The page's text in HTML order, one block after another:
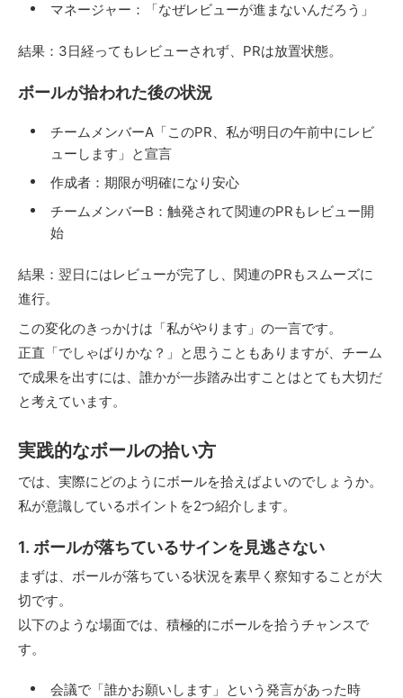
マネージャー：「なぜレビューが進まないんだろう」
結果：3日経ってもレビューされず、PRは放置状態。
ボールが拾われた後の状況
チームメンバーA「このPR、私が明日の午前中にレビ
ューします」と宣言
作成者：期限が明確になり安心
チームメンバーB：触発されて関連のPRもレビュー開
始
結果：翌日にはレビューが完了し、関連のPRもスムーズに
進行。
この変化のきっかけは「私がやります」の一言です。
正直「でしゃばりかな？」と思うこともありますが、チーム
で成果を出すには、誰かが一歩踏み出すことはとても大切だ
と考えています。
実践的なボールの拾い方
では、実際にどのようにボールを拾えばよいのでしょうか。
私が意識しているポイントを2つ紹介します。
1. ボールが落ちているサインを見逃さない
まずは、ボールが落ちている状況を素早く察知することが大
切です。
以下のような場面では、積極的にボールを拾うチャンスで
す。
会議で「誰かお願いします」という発言があった時